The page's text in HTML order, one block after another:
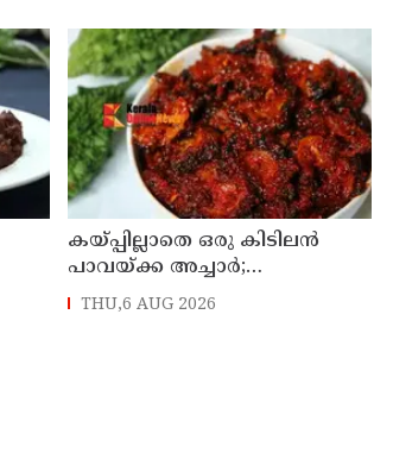
കയ്പ്പില്ലാതെ ഒരു കിടിലൻ
പാവയ്ക്ക അച്ചാർ;
ചോറിനൊപ്പം സൂപ്പർ
കോംബോ
THU,6 AUG 2026